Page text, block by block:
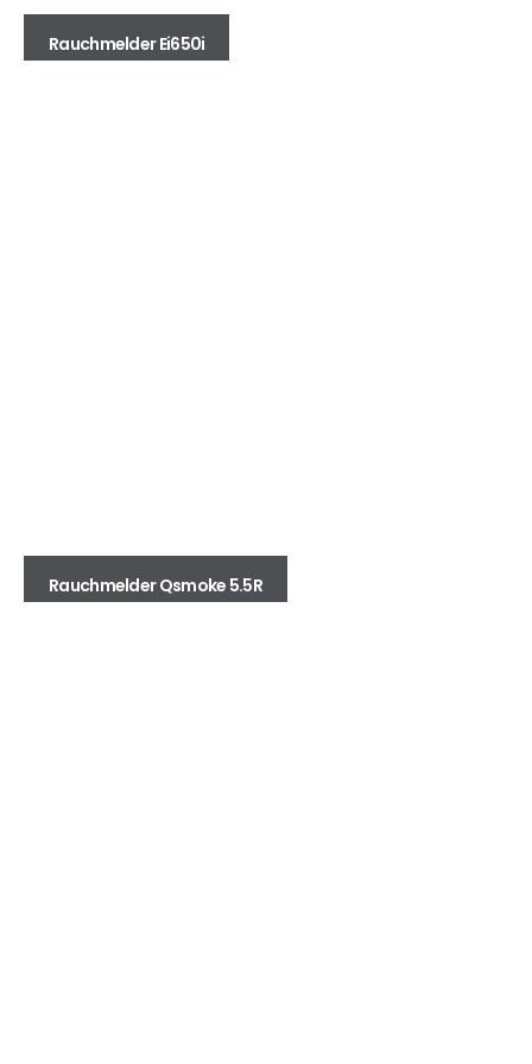
Rauchmelder Ei650i
Rauchmelder Qsmoke 5.5R